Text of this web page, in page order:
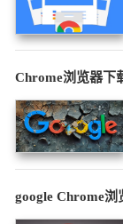
Chrome浏览器下
google Chrome